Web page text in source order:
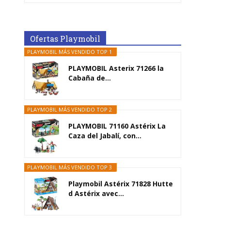
Ofertas Playmobil
PLAYMOBIL MÁS VENDIDO TOP 1
PLAYMOBIL Asterix 71266 la
Cabaña de...
PLAYMOBIL MÁS VENDIDO TOP 2
PLAYMOBIL 71160 Astérix La
Caza del Jabalí, con...
PLAYMOBIL MÁS VENDIDO TOP 3
Playmobil Astérix 71828 Hutte
d Astérix avec...